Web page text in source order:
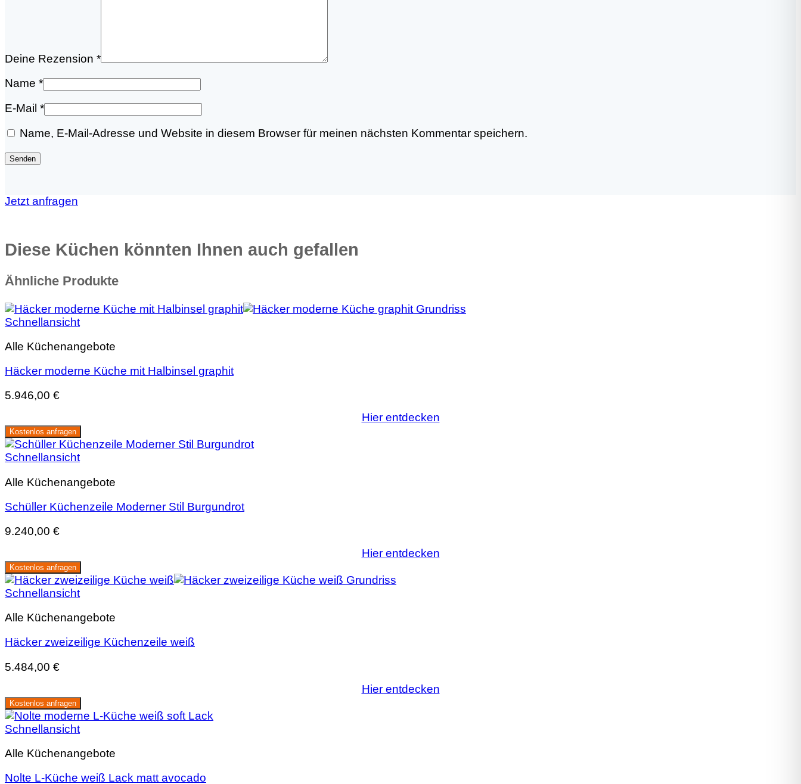
Deine Rezension *
Name *
E-Mail *
Name, E-Mail-Adresse und Website in diesem Browser für meinen nächsten Kommentar speichern.
Jetzt anfragen
Diese Küchen könnten Ihnen auch gefallen
Ähnliche Produkte
Schnellansicht
Alle Küchenangebote
Häcker moderne Küche mit Halbinsel graphit
5.946,00 €
Hier entdecken
Kostenlos anfragen
Schnellansicht
Alle Küchenangebote
Schüller Küchenzeile Moderner Stil Burgundrot
9.240,00 €
Hier entdecken
Kostenlos anfragen
Schnellansicht
Alle Küchenangebote
Häcker zweizeilige Küchenzeile weiß
5.484,00 €
Hier entdecken
Kostenlos anfragen
Schnellansicht
Alle Küchenangebote
Nolte L-Küche weiß Lack matt avocado